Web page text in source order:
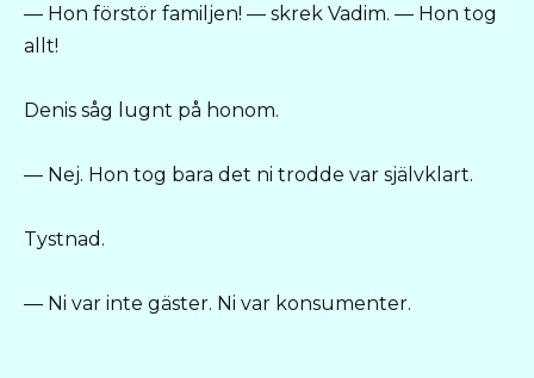
— Hon förstör familjen! — skrek Vadim. — Hon tog
allt!
Denis såg lugnt på honom.
— Nej. Hon tog bara det ni trodde var självklart.
Tystnad.
— Ni var inte gäster. Ni var konsumenter.